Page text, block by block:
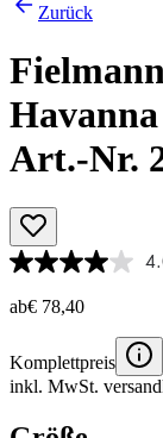
Zurück
Havanna
Art.-Nr.
ab€ 78,40
Komplettpreis
inkl. MwSt.